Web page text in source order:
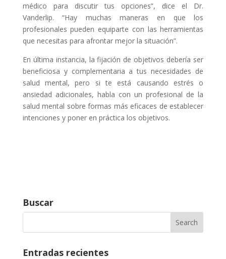
médico para discutir tus opciones”, dice el Dr.
Vanderlip. “Hay muchas maneras en que los
profesionales pueden equiparte con las herramientas
que necesitas para afrontar mejor la situación”.
En última instancia, la fijación de objetivos debería ser
beneficiosa y complementaria a tus necesidades de
salud mental, pero si te está causando estrés o
ansiedad adicionales, habla con un profesional de la
salud mental sobre formas más eficaces de establecer
intenciones y poner en práctica los objetivos.
Buscar
Entradas recientes